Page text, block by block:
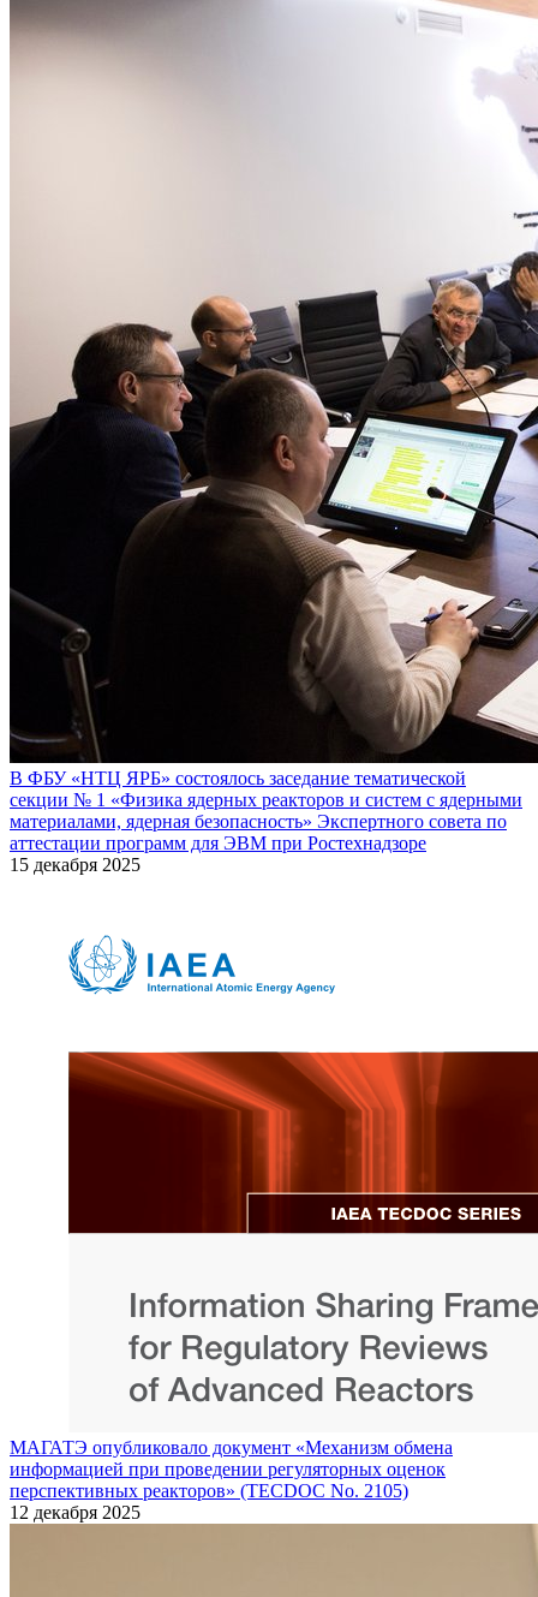
В ФБУ «НТЦ ЯРБ» состоялось заседание тематической
секции № 1 «Физика ядерных реакторов и систем с ядерными
материалами, ядерная безопасность» Экспертного совета по
аттестации программ для ЭВМ при Ростехнадзоре
15 декабря 2025
МАГАТЭ опубликовало документ «Механизм обмена
информацией при проведении регуляторных оценок
перспективных реакторов» (TECDOC No. 2105)
12 декабря 2025